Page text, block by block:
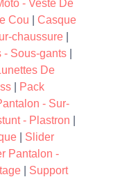
- Veste De
Cou
Casque
chaussure
- Sous-gants
De
Pack
- Sur-
- Plastron
Slider
Pantalon -
Support